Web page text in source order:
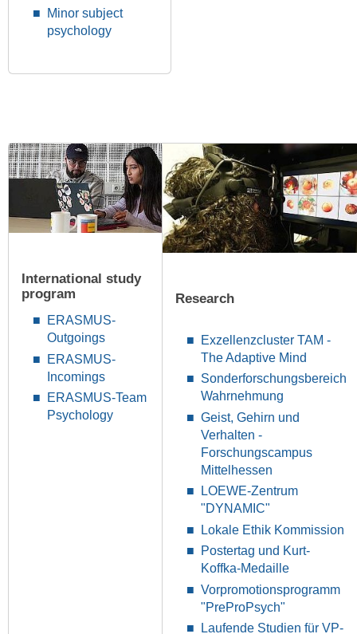
Minor subject
psychology
International study
program
ERASMUS-
Outgoings
ERASMUS-
Incomings
ERASMUS-Team
Psychology
Research
Exzellenzcluster TAM -
The Adaptive Mind
Sonderforschungsbereich
Wahrnehmung
Geist, Gehirn und
Verhalten -
Forschungscampus
Mittelhessen
LOEWE-Zentrum
"DYNAMIC"
Lokale Ethik Kommission
Postertag und Kurt-
Koffka-Medaille
Vorpromotionsprogramm
"PreProPsych"
Laufende Studien für VP-